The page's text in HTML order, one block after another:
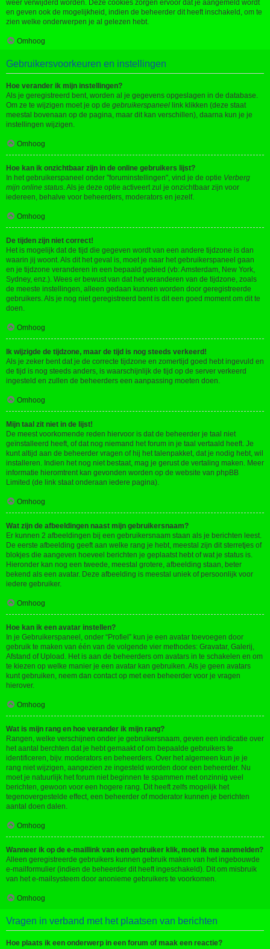
weer verwijderd worden. Deze cookies zorgen ervoor dat je aangemeld wordt
en geven ook de mogelijkheid, indien de beheerder dit heeft inschakeld, om te
zien welke onderwerpen je al gelezen hebt.
Omhoog
Gebruikersvoorkeuren en instellingen
Hoe verander ik mijn instellingen?
Als je geregistreerd bent, worden al je gegevens opgeslagen in de database.
Om ze te wijzigen moet je op de gebruikerspaneel link klikken (deze staat
meestal bovenaan op de pagina, maar dit kan verschillen), daarna kun je je
instellingen wijzigen.
Omhoog
Hoe kan ik onzichtbaar zijn in de online gebruikers lijst?
In het gebruikerspaneel onder "foruminstellingen", vind je de optie Verberg
mijn online status. Als je deze optie activeert zul je onzichtbaar zijn voor
iedereen, behalve voor beheerders, moderators en jezelf.
Omhoog
De tijden zijn niet correct!
Het is mogelijk dat de tijd die gegeven wordt van een andere tijdzone is dan
waarin jij woont. Als dit het geval is, moet je naar het gebruikerspaneel gaan
en je tijdzone veranderen in een bepaald gebied (vb: Amsterdam, New York,
Sydney, enz.). Wees er bewust van dat het veranderen van de tijdzone, zoals
de meeste instellingen, alleen gedaan kunnen worden door geregistreerde
gebruikers. Als je nog niet geregistreerd bent is dit een goed moment om dit te
doen.
Omhoog
Ik wijzigde de tijdzone, maar de tijd is nog steeds verkeerd!
Als je zeker bent dat je de correcte tijdzone en zomertijd goed hebt ingevuld en
de tijd is nog steeds anders, is waarschijnlijk de tijd op de server verkeerd
ingesteld en zullen de beheerders een aanpassing moeten doen.
Omhoog
Mijn taal zit niet in de lijst!
De meest voorkomende reden hiervoor is dat de beheerder je taal niet
geïnstalleerd heeft, of dat nog niemand het forum in je taal vertaald heeft. Je
kunt altijd aan de beheerder vragen of hij het talenpakket, dat je nodig hebt, wil
installeren. Indien het nog niet bestaat, mag je gerust de vertaling maken. Meer
informatie hieromtrent kan gevonden worden op de website van phpBB
Limited (de link staat onderaan iedere pagina).
Omhoog
Wat zijn de afbeeldingen naast mijn gebruikersnaam?
Er kunnen 2 afbeeldingen bij een gebruikersnaam staan als je berichten leest.
De eerste afbeelding geeft aan welke rang je hebt, meestal zijn dit sterretjes of
blokjes die aangeven hoeveel berichten je geplaatst hebt of wat je status is.
Hieronder kan nog een tweede, meestal grotere, afbeelding staan, beter
bekend als een avatar. Deze afbeelding is meestal uniek of persoonlijk voor
iedere gebruiker.
Omhoog
Hoe kan ik een avatar instellen?
In je Gebruikerspaneel, onder “Profiel” kun je een avatar toevoegen door
gebruik te maken van één van de volgende vier methodes: Gravatar, Galerij,
Afstand of Upload. Het is aan de beheerders om avatars in te schakelen en om
te kiezen op welke manier je een avatar kan gebruiken. Als je geen avatars
kunt gebruiken, neem dan contact op met een beheerder voor je vragen
hierover.
Omhoog
Wat is mijn rang en hoe verander ik mijn rang?
Rangen, welke verschijnen onder je gebruikersnaam, geven een indicatie over
het aantal berchten dat je hebt gemaakt of om bepaalde gebruikers te
identificeren, bijv. moderators en beheerders. Over het algemeen kun je je
rang niet wijzigen, aangezien ze ingesteld worden door een beheerder. Nu
moet je natuurlijk het forum niet beginnen te spammen met onzinnig veel
berichten, gewoon voor een hogere rang. Dit heeft zelfs mogelijk het
tegenovergestelde effect, een beheerder of moderator kunnen je berichten
aantal doen dalen.
Omhoog
Wanneer ik op de e-maillink van een gebruiker klik, moet ik me aanmelden?
Alleen geregistreerde gebruikers kunnen gebruik maken van het ingebouwde
e-mailformulier (indien de beheerder dit heeft ingeschakeld). Dit om misbruik
van het e-mailsysteem door anonieme gebruikers te voorkomen.
Omhoog
Vragen in verband met het plaatsen van berichten
Hoe plaats ik een onderwerp in een forum of maak een reactie?